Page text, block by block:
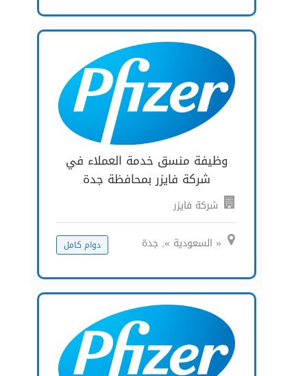
وظيفة منسق خدمة العملاء في
شركة فايزر بمحافظة جدة
شركة فايزر
« السعودية », جدة دوام كامل